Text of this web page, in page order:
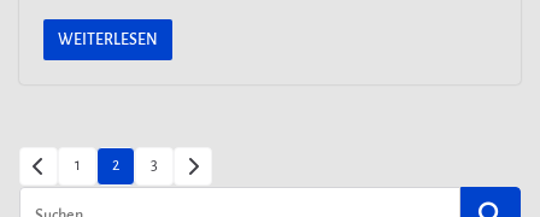
WEITERLESEN
SEITENNUMMERIERUNG
DER
1 2 3